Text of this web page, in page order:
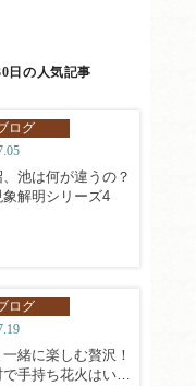
日の人気記事
ログ
池は何が違うの？
象解明シリーズ4
ログ
緒に楽しむ贅沢！
手持ち花火はいか